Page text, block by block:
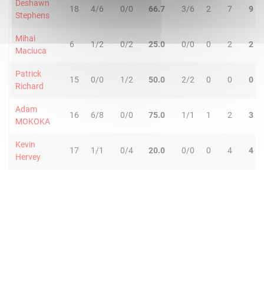
Deshawn
Stephens
18 4/6 0/0 66.7 3/6 2 7 9
Mihai
Maciuca
6 1/2 0/2 25.0 0/0 0 2 2
Patrick
Richard
15 0/0 1/2 50.0 2/2 0 0 0
Adam
MOKOKA
16 6/8 0/0 75.0 1/1 1 2 3
Kevin
Hervey
17 1/1 0/4 20.0 0/0 0 4 4